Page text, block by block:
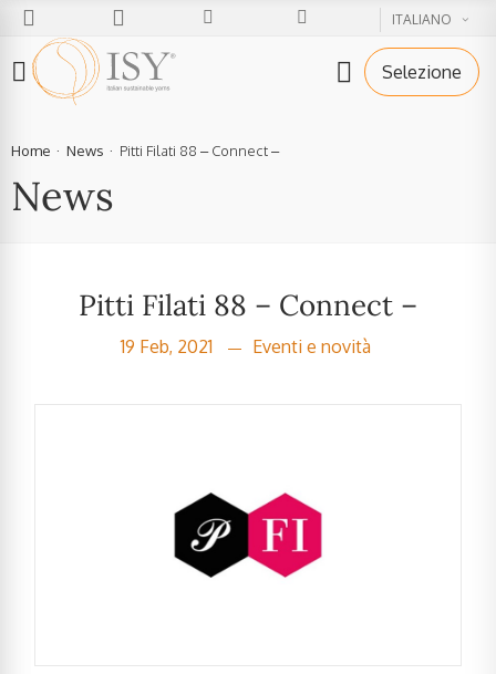
ITALIANO
Selezione
News
Home News Pitti Filati 88 – Connect –
Pitti Filati 88 – Connect –
19 Feb, 2021 Eventi e novità